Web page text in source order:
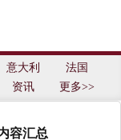
意大利
法国
资讯 更多>>
容汇总